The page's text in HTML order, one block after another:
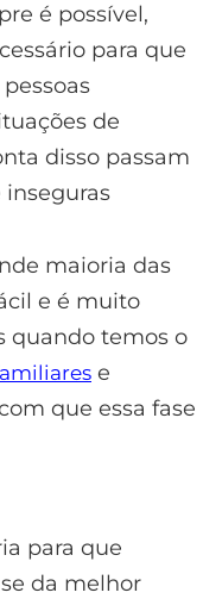
é possível,
para que
de
disso passam
inseguras
maioria das
e é muito
quando temos o
e
que essa fase
para que
da melhor